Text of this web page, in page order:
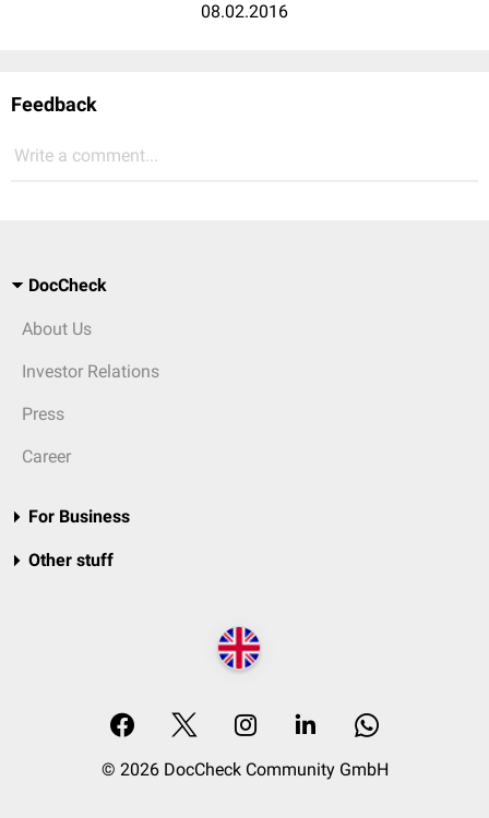
08.02.2016
Feedback
Write a comment...
DocCheck
About Us
Investor Relations
Press
Career
For Business
Other stuff
© 2026 DocCheck Community GmbH